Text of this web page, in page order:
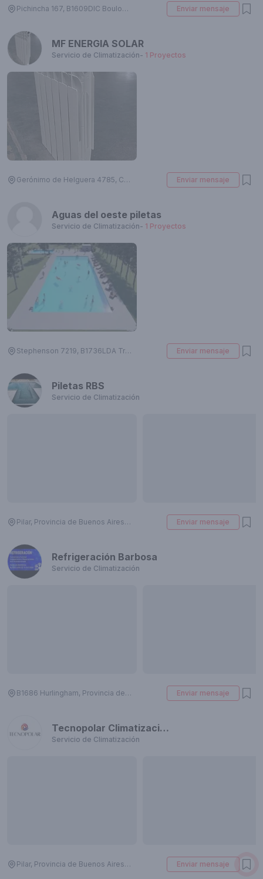
Pichincha 167, B1609DIC Boulogne, Provincia de Buenos Aires, Argentina Enviar mensaje
MF ENERGIA SOLAR
Servicio de Climatización- 1 Proyectos
Gerónimo de Helguera 4785, Córdoba, Argentina Enviar mensaje
Aguas del oeste piletas
Servicio de Climatización- 1 Proyectos
Stephenson 7219, B1736LDA Trujui, Provincia de Buenos Aires, Argentina Enviar mensaje
Piletas RBS
Servicio de Climatización
Pilar, Provincia de Buenos Aires, Argentina Enviar mensaje
Refrigeración Barbosa
Servicio de Climatización
B1686 Hurlingham, Provincia de Buenos Aires, Argentina Enviar mensaje
Tecnopolar Climatización.
Servicio de Climatización
Pilar, Provincia de Buenos Aires, Argentina Enviar mensaje